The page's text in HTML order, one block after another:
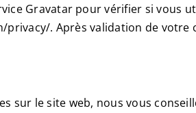
Gravatar pour vérifier si vous
. Après validation de votre
sur le site web, nous vous